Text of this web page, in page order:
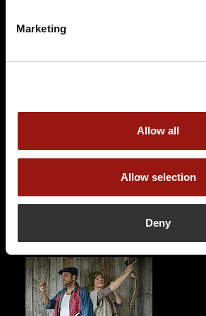
Marketing
Allow all
Allow selection
Deny
SA.
21.11.2026 19:00 Uhr
65239 Massenheim
Auf der Karte anzeigen
Wenige Restkarten